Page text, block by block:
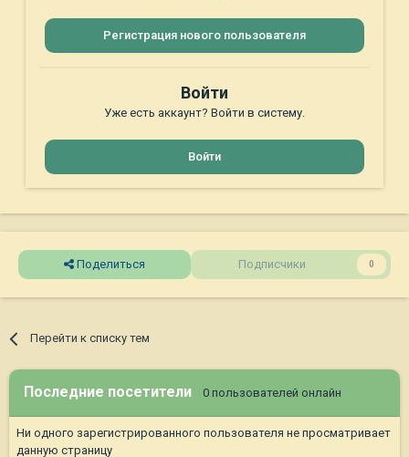
Регистрация нового пользователя
Войти
Уже есть аккаунт? Войти в систему.
Войти
Поделиться Подписчики 0
Перейти к списку тем
Последние посетители 0 пользователей онлайн
Ни одного зарегистрированного пользователя не просматривает
данную страницу